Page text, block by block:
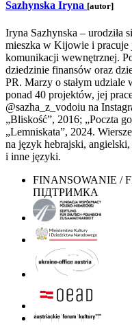
Sazhynska Iryna [autor]
Iryna Sazhynska – urodziła
mieszka w Kijowie i pracuje
komunikacji wewnętrznej.
dziedzinie finansów oraz
PR. Marzy o stałym udziale
ponad 40 projektów, jej
@sazha_z_vodoiu na
„Bliskość”, 2016; „Poczta
„Lemniskata”, 2024.
na język hebrajski,
i inne języki.
FINANSOWANIE /
ПІДТРИМКА